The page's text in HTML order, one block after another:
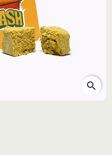
search